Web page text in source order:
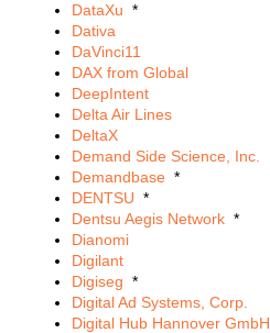
DataXu *
Dativa
DaVinci11
DAX from Global
DeepIntent
Delta Air Lines
DeltaX
Demand Side Science, Inc.
Demandbase *
DENTSU *
Dentsu Aegis Network *
Dianomi
Digilant
Digiseg *
Digital Ad Systems, Corp.
Digital Hub Hannover GmbH